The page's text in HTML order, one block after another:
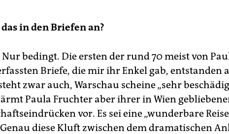
in den Briefen an?
Nur bedingt. Die ersten der rund 70 meist von
Briefe, die mir ihr Enkel gab, entstanden
zwar auch, Warschau scheine „sehr
Paula Fruchter aber ihrer in Wien
vor. Es sei eine „wunderbare
diese Kluft zwischen dem dramatischen